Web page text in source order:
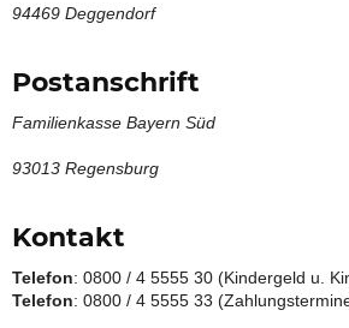
94469 Deggendorf
Postanschrift
Familienkasse Bayern Süd
93013 Regensburg
Kontakt
Telefon: 0800 / 4 5555 30 (Kindergeld u.
Telefon: 0800 / 4 5555 33